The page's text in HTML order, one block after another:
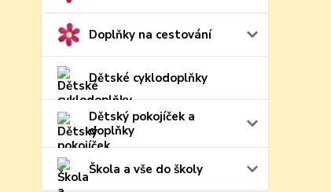
Doplňky na cestování
Dětské cyklodoplňky
Dětský pokojíček a
doplňky
Škola a vše do školy